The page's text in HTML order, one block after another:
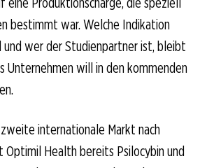
bestimmt war. Welche Indikation
wer der Studienpartner ist, bleibt
Unternehmen will in den kommenden
internationale Markt nach
Health bereits Psilocybin und